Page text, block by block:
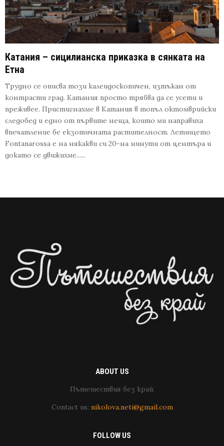
Катания – сицилианска приказка в сянката на
Етна
Трудно се описва този калеидоскопичен, изтъкан от
контрасти град. Катания просто трябва да се усети и
преживее. Пристигнахме в Катания в топъл октомврийски
следобед и едно от първите неща, които ми направиха
впечатление бе екзотичната растителност. Летището
Fontanarossa е на някакви си 20-на минути от центъра и
докато се движихме......
ABOUT US
Пътешествия без край.
Contact us: nikolova.neti@gmail.com
FOLLOW US